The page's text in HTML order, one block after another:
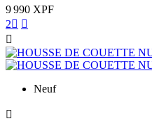
9 990 XPF
2 

Neuf
